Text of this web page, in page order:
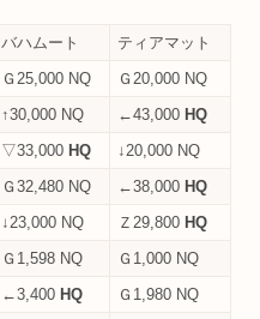
バハムート
ティアマット
Ｇ25,000 NQ
Ｇ20,000 NQ
↑30,000 NQ ←43,000 HQ
▽33,000 HQ
↓20,000 NQ
Ｇ32,480 NQ ←38,000 HQ
↓23,000 NQ Ｚ29,800 HQ
Ｇ1,598 NQ
Ｇ1,000 NQ
←3,400 HQ
Ｇ1,980 NQ